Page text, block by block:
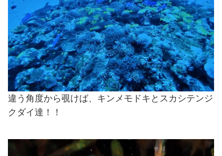
違う角度から覗けば、キンメモドキとスカシテンジ
クダイ達！！